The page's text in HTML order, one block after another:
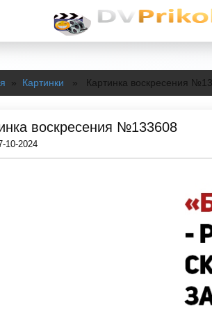
» Картинки » Картинка воскресения
воскресения №133608
10-2024